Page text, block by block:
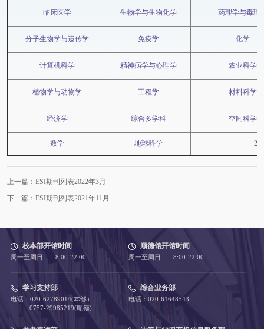
临床医学 生物学与生物化学 药理学与毒理
分子生物学与遗传学 免疫学 化学
计算机科学 精神病学与心理学 农业科学
植物学与动物学 工程学 材料科学
经济学 综合多学科 空间科学
数学 地球科学
上一篇：ESI期刊列表2022年3月
下一篇：ESI期刊列表2021年11月
校本部开馆时间
周一至周日 8:00-22:00
顺德馆开馆时间
周一至周日 8:00-22:00
学习支持部
电话：020-62789014(本部）
0757-29985219(顺德)
综合业务部
电话：020-61648543